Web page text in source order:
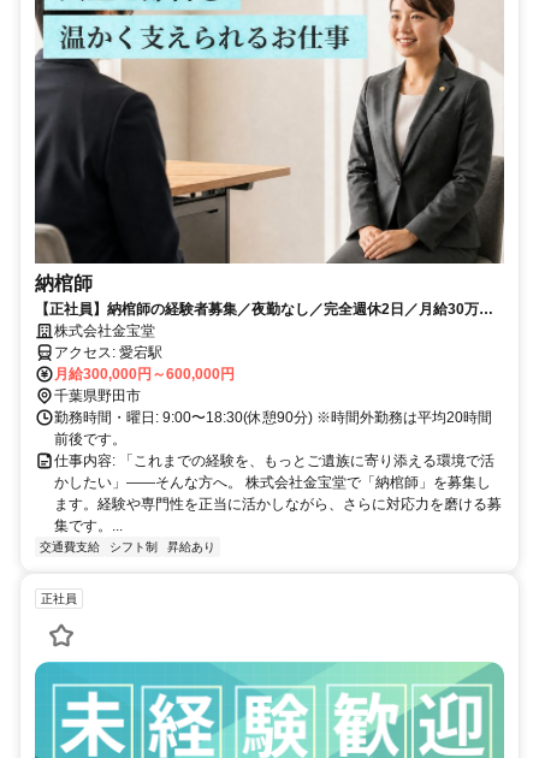
納棺師
【正社員】納棺師の経験者募集／夜勤なし／完全週休2日／月給30万
円〜／野田エリア
株式会社金宝堂
アクセス: 愛宕駅
月給300,000円～600,000円
千葉県野田市
勤務時間・曜日: 9:00〜18:30(休憩90分) ※時間外勤務は平均20時間
前後です。
仕事内容: 「これまでの経験を、もっとご遺族に寄り添える環境で活
かしたい」――そんな方へ。 株式会社金宝堂で「納棺師」を募集し
ます。経験や専門性を正当に活かしながら、さらに対応力を磨ける募
集です。...
交通費支給 シフト制 昇給あり
正社員